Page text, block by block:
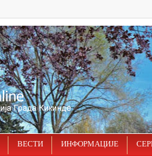
ВЕСТИ ИНФОРМАЦИЈЕ